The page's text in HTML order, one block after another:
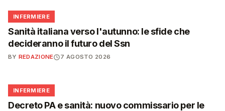
🩺
INFERMIERE
Sanità italiana verso l'autunno: le sfide che
decideranno il futuro del Ssn
BY REDAZIONE 7 AGOSTO 2026
🩺
INFERMIERE
Decreto PA e sanità: nuovo commissario per le